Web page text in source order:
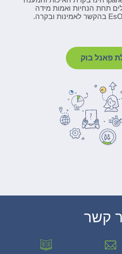
תחת הנחיות ואמות מידה
פאנל בוק
קשר